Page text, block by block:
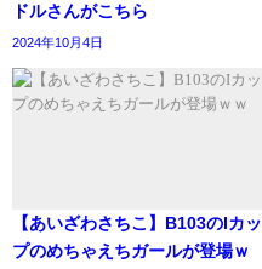
ドルさんがこちら
2024年10月4日
【あいざわさちこ】B103のIカッ
プのめちゃえちガールが登場ｗ